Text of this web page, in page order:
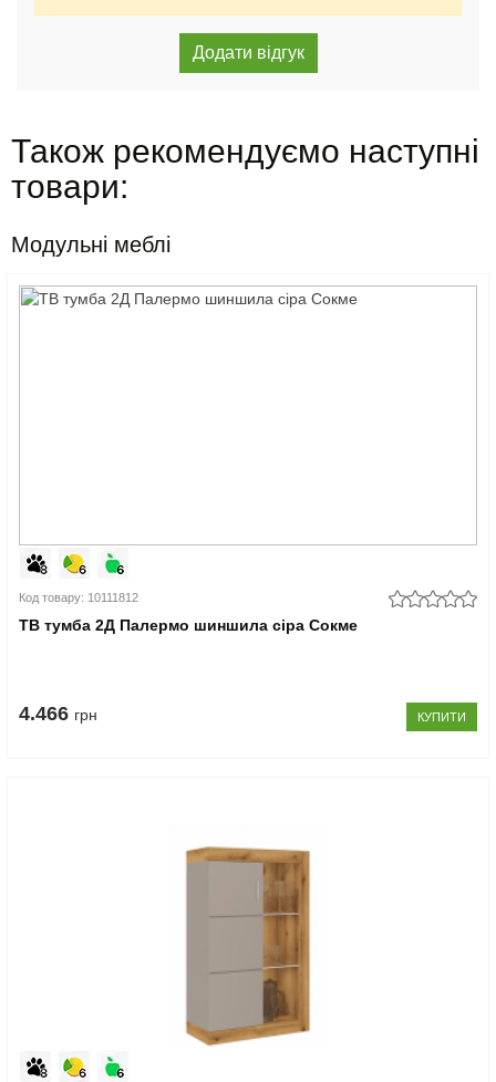
Також рекомендуємо наступні
товари:
Модульні меблі
Код товару: 10111812
ТВ тумба 2Д Палермо шиншила сіра Сокме
4.466 грн КУПИТИ